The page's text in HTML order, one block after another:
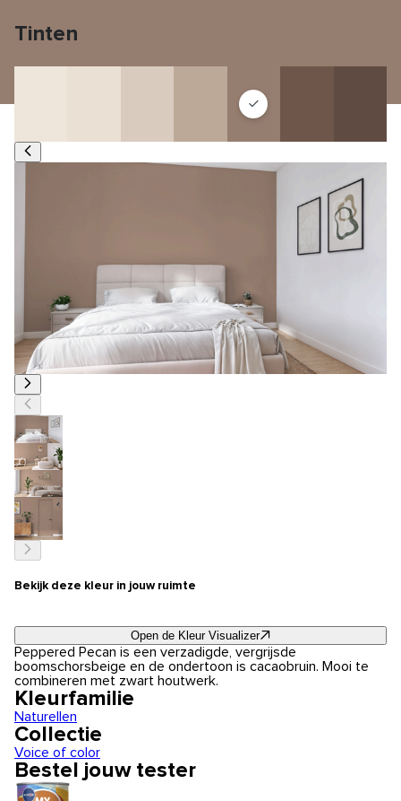
Tinten
Bekijk deze kleur in jouw ruimte
Open de Kleur Visualizer
Peppered Pecan is een verzadigde, vergrijsde
boomschorsbeige en de ondertoon is cacaobruin. Mooi te
combineren met zwart houtwerk.
Kleurfamilie
Naturellen
Collectie
Voice of color
Bestel jouw tester